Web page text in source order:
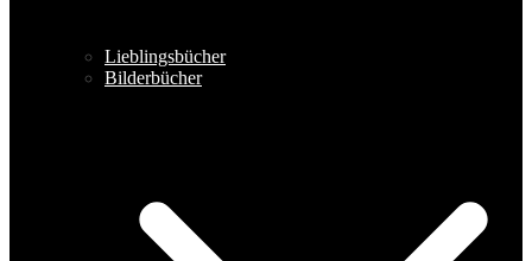
Lieblingsbücher
Bilderbücher